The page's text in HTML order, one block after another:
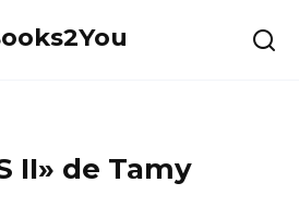
II» de Tamy